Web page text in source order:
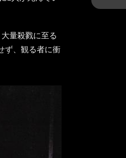
量殺戮に至る
ず、観る者に衝